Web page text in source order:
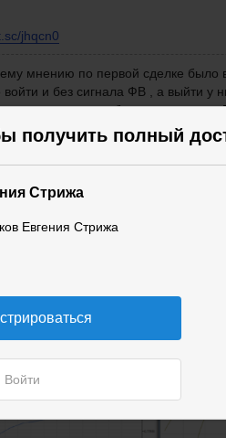
получить полный
Стрижа
Евгения Стрижа
Войти
jhqcn0
мнению по первой сделке было
войти и без сигнала ФВ , а выйти у
см как поведет себя зеленая
проторговку и тогда
по которому шла.Но я например,
больших свечей обычно